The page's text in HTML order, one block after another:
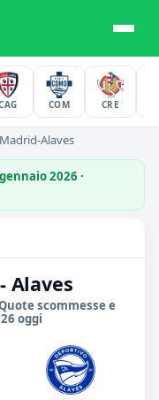
COM CRE
Alaves
2026 ·
Alaves
scommesse e
oggi